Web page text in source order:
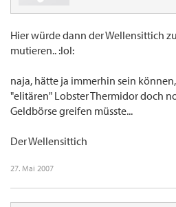
Hier würde dann der Wellensittich
mutieren.. :lol:
naja, hätte ja immerhin sein
"elitären" Lobster Thermidor doch
Geldbörse greifen müsste...
Der Wellensittich
27. Mai 2007